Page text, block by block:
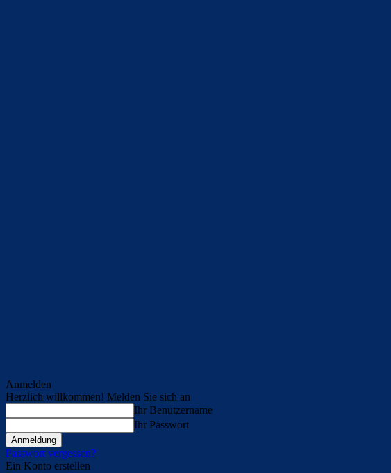
Anmelden
Herzlich willkommen! Melden Sie sich an
Ihr Benutzername
Ihr Passwort
Passwort vergessen?
Ein Konto erstellen